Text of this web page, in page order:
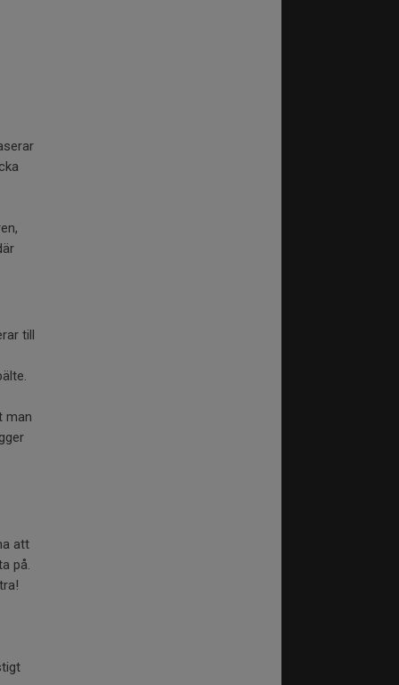
till
man
att
på.